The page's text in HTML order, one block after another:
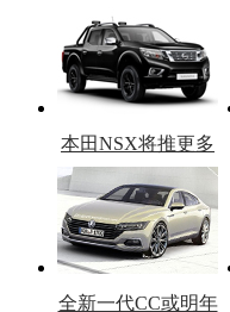
本田NSX将推更多
车型
全新一代CC或明年